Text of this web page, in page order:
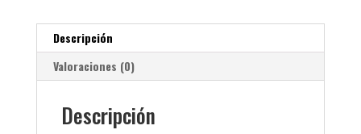
Descripción
Valoraciones (0)
Descripción